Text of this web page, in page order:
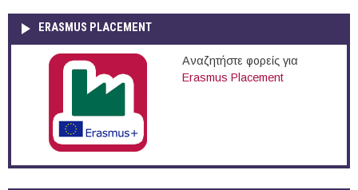
ERASMUS PLACEMENT
Αναζητήστε φορείς για
Erasmus Placement